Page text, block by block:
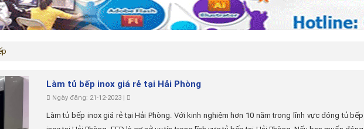
Làm tủ bếp inox giá rẻ tại Hải Phòng
Ngày đăng: 21-12-2023 |
Làm tủ bếp inox giá rẻ tại Hải Phòng. Với kinh nghiệm hơn 10 năm trong lĩnh vực đóng tủ bếp